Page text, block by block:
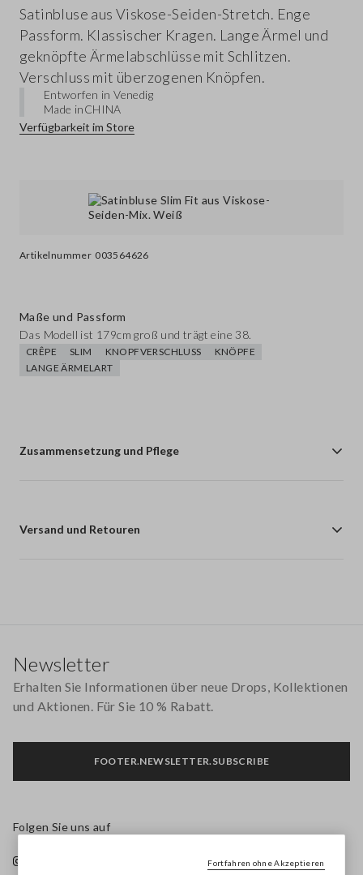
Artikelnummer 003564626
Satinbluse aus Viskose-Seiden-Stretch. Enge
Passform. Klassischer Kragen. Lange Ärmel und
geknöpfte Ärmelabschlüsse mit Schlitzen.
Verschluss mit überzogenen Knöpfen.
Entworfen in Venedig
Made inCHINA
Verfügbarkeit im Store
Maße und Passform
Das Modell ist 179cm groß und trägt eine 38.
CRÊPE SLIM KNOPFVERSCHLUSS
KNÖPFE
LANGE ÄRMELART
Zusammensetzung und Pflege
Versand und Retouren
Newsletter
Erhalten Sie Informationen über neue Drops, Kollektionen
und Aktionen. Für Sie 10 % Rabatt.
FOOTER.NEWSLETTER.SUBSCRIBE
Folgen Sie uns auf
Fortfahren ohne Akzeptieren